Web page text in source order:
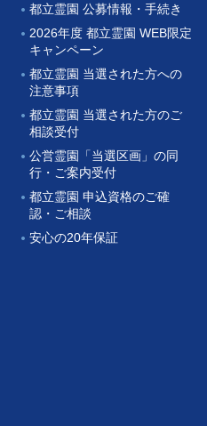
都立霊園 公募情報・手続き
2026年度 都立霊園 WEB限定
キャンペーン
都立霊園 当選された方への
注意事項
都立霊園 当選された方のご
相談受付
公営霊園「当選区画」の同
行・ご案内受付
都立霊園 申込資格のご確
認・ご相談
安心の20年保証